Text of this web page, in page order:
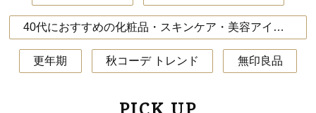
40代におすすめの化粧品・スキンケア・美容アイテム
更年期 秋コーデ トレンド 無印良品